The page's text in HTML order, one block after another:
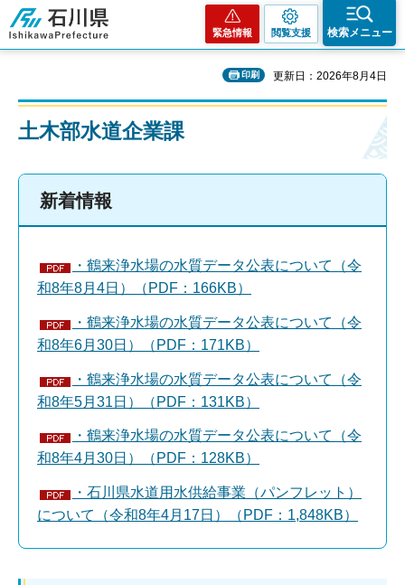
石川県
緊急情報 閲覧支援 検索メニュー
印刷 更新日：2026年8月4日
土木部水道企業課
新着情報
・鶴来浄水場の水質データ公表について（令
和8年8月4日）（PDF：166KB）
・鶴来浄水場の水質データ公表について（令
和8年6月30日）（PDF：171KB）
・鶴来浄水場の水質データ公表について（令
和8年5月31日）（PDF：131KB）
・鶴来浄水場の水質データ公表について（令
和8年4月30日）（PDF：128KB）
・石川県水道用水供給事業（パンフレット）
について（令和8年4月17日）（PDF：1,848KB）